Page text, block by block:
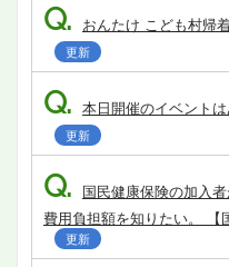
Q. おんたけ こども村帰
更新
Q. 本日開催のイベントは
更新
Q. 国民健康保険の加入
費用負担額を知りたい。 【
更新